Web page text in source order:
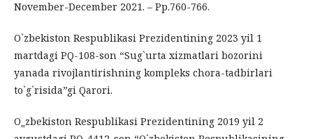
November-December 2021. – Pp.760-766.
O`zbekiston Respublikasi Prezidentining 2023 yil 1
martdagi PQ-108-son “Sug`urta xizmatlari bozorini
yanada rivojlantirishning kompleks chora-tadbirlari
to`g`risida”gi Qarori.
O‗zbekiston Respublikasi Prezidentining 2019 yil 2